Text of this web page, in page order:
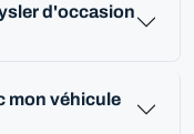
d'occasion
mon véhicule